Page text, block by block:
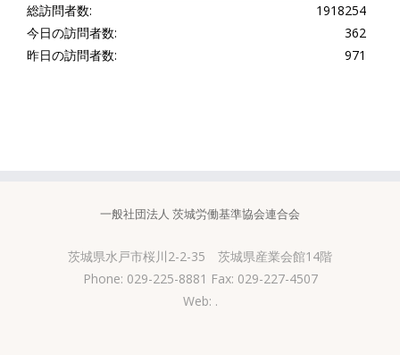
1918254
総訪問者数:
362
今日の訪問者数:
971
昨日の訪問者数:
一般社団法人 茨城労働基準協会連合会
茨城県水戸市桜川2-2-35 茨城県産業会館14階
Phone: 029-225-8881 Fax: 029-227-4507
Web: .